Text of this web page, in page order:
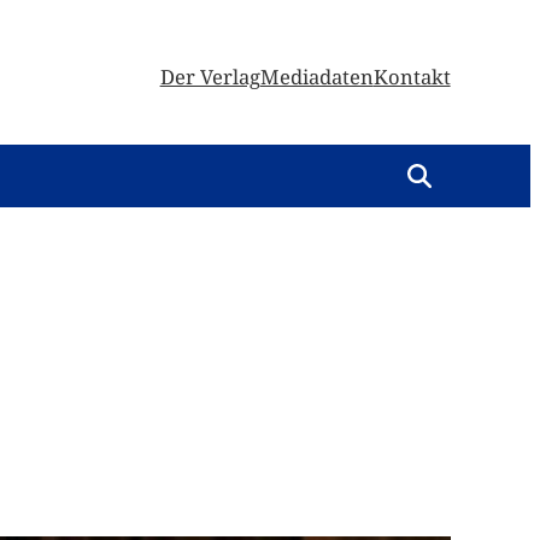
Der VerlagMediadatenKontakt